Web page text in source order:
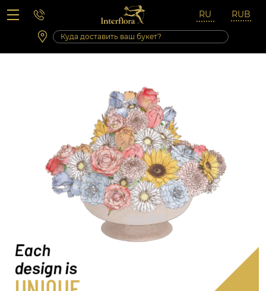
Вопросы-ответы
Сб 10:00 ‐ 14:00
Выходные и праздничные дни